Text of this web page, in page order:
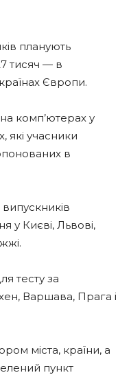
планують
тисяч — в
Європи.
комп’ютерах у
які учасники
в
у Києві, Львові,
тесту за
Варшава, Прага і
міста, країни, а
пункт